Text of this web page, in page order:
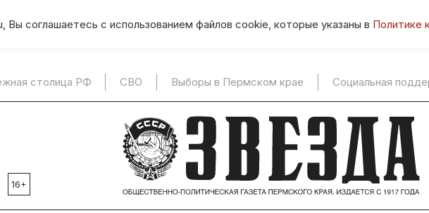
Вы соглашаетесь с использованием файлов cookie, которые указаны в Политике
столица РФ СВО Выборы в Пермском крае Социальная
16+